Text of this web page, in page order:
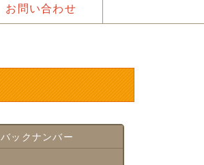
お問い合わせ
バックナンバー